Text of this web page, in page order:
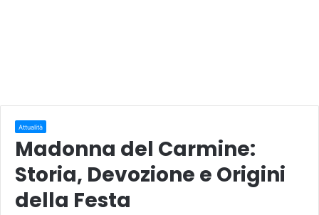
Attualità
Madonna del Carmine:
Storia, Devozione e Origini
della Festa